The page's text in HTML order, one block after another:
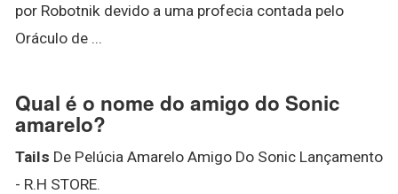
por Robotnik devido a uma profecia contada pelo
Oráculo de ...
Qual é o nome do amigo do Sonic
amarelo?
Tails De Pelúcia Amarelo Amigo Do Sonic Lançamento
- R.H STORE.